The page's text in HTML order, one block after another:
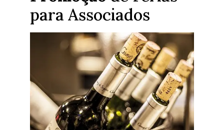
para Associados